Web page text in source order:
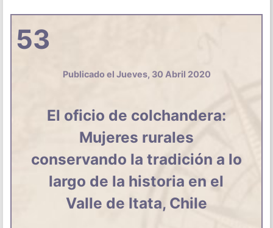
53
Publicado el Jueves, 30 Abril 2020
El oficio de colchandera:
Mujeres rurales
conservando la tradición a lo
largo de la historia en el
Valle de Itata, Chile